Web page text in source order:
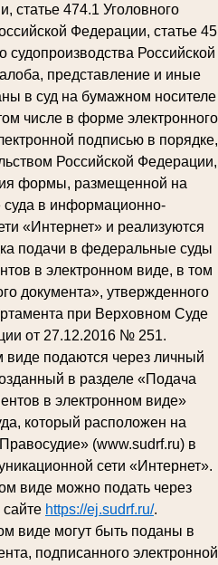
статье 474.1 Уголовного
Федерации, статье 45
судопроизводства Российской
представление и иные
в суд на бумажном носителе
числе в форме электронного
подписью в порядке,
Российской Федерации,
формы, размещенной на
в информационно-
«Интернет» и реализуются
подачи в федеральные суды
в электронном виде, в том
документа», утвержденного
при Верховном Суде
от 27.12.2016 № 251.
виде подаются через личный
в разделе «Подача
в электронном виде»
который расположен на
(www.sudrf.ru) в
сети «Интернет».
виде можно подать через
https://ej.sudrf.ru/.
виде могут быть поданы в
подписанного электронной